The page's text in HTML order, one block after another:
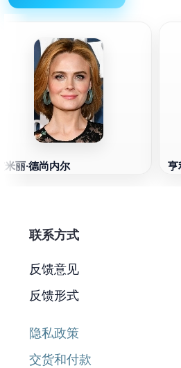
米丽·德尚内尔 亨
联系方式
反馈意见
反馈形式
隐私政策
交货和付款